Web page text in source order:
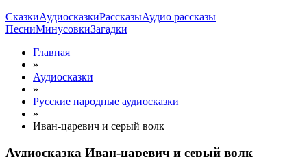
СказкиАудиосказкиРассказыАудио рассказы
ПесниМинусовкиЗагадки
Главная
»
Аудиосказки
»
Русские народные аудиосказки
»
Иван-царевич и серый волк
Аудиосказка Иван-царевич и серый волк